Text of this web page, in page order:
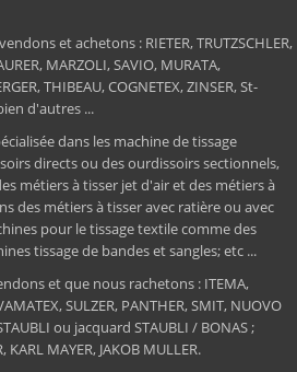
et achetons : RIETER, TRUTZSCHLER,
MARZOLI, SAVIO, MURATA,
THIBEAU, COGNETEX, ZINSER, St-
d'autres ...
dans les machine de tissage
directs ou des ourdissoirs sectionnels,
métiers à tisser jet d'air et des métiers à
des métiers à tisser avec ratière ou avec
pour le tissage textile comme des
tissage de bandes et sangles; etc ...
et que nous rachetons : ITEMA,
SULZER, PANTHER, SMIT, NUOVO
ou jacquard STAUBLI / BONAS ;
KARL MAYER, JAKOB MULLER.